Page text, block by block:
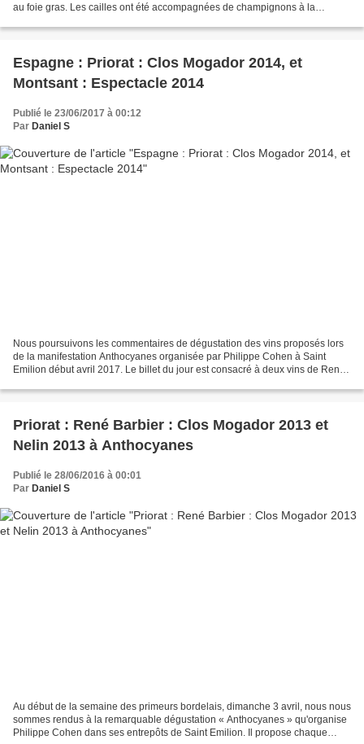
au foie gras. Les cailles ont été accompagnées de champignons à la
Espagne : Priorat : Clos Mogador 2014, et
Montsant : Espectacle 2014
Publié le 23/06/2017 à 00:12
Par Daniel S
Nous poursuivons les commentaires de dégustation des vins proposés lors
de la manifestation Anthocyanes organisée par Philippe Cohen à Saint
Emilion début avril 2017. Le billet du jour est consacré à deux vins de René
Priorat : René Barbier : Clos Mogador 2013 et
Nelin 2013 à Anthocyanes
Publié le 28/06/2016 à 00:01
Par Daniel S
Au début de la semaine des primeurs bordelais, dimanche 3 avril, nous nous
sommes rendus à la remarquable dégustation « Anthocyanes » qu'organise
Philippe Cohen dans ses entrepôts de Saint Emilion. Il propose chaque